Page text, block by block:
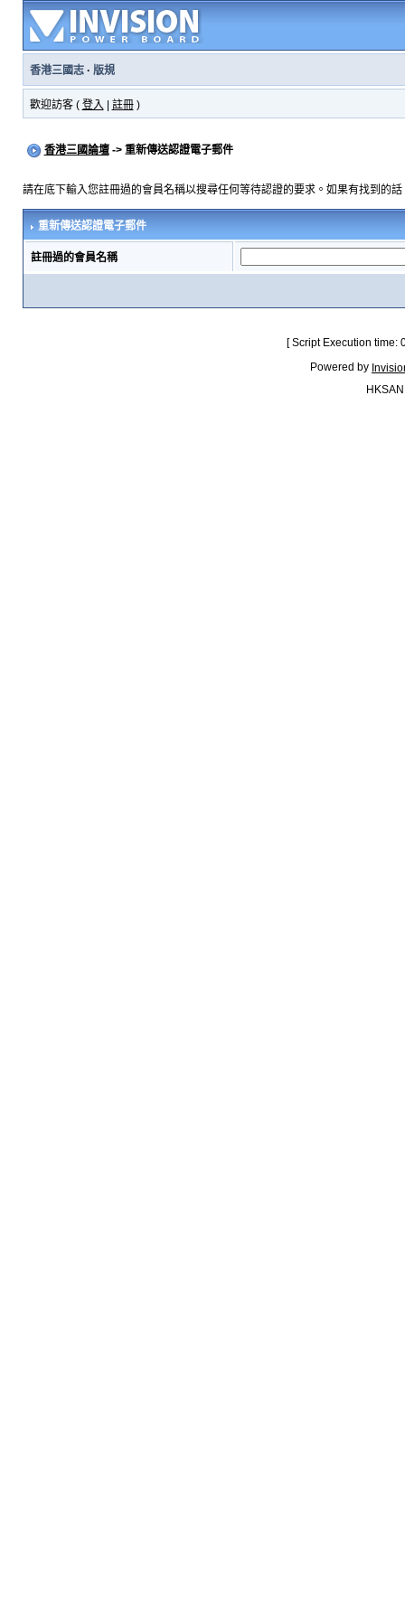
香港三國志· 版規
歡迎訪客 ( 登入 註冊)
香港三國論壇-> 重新傳送認證電子郵件
請在底下輸入您註冊過的會員名稱以搜尋任何等待認證的要求。如果有找到的
重新傳送認證電子郵件
註冊過的會員名稱
[ Script Execution
Powered by